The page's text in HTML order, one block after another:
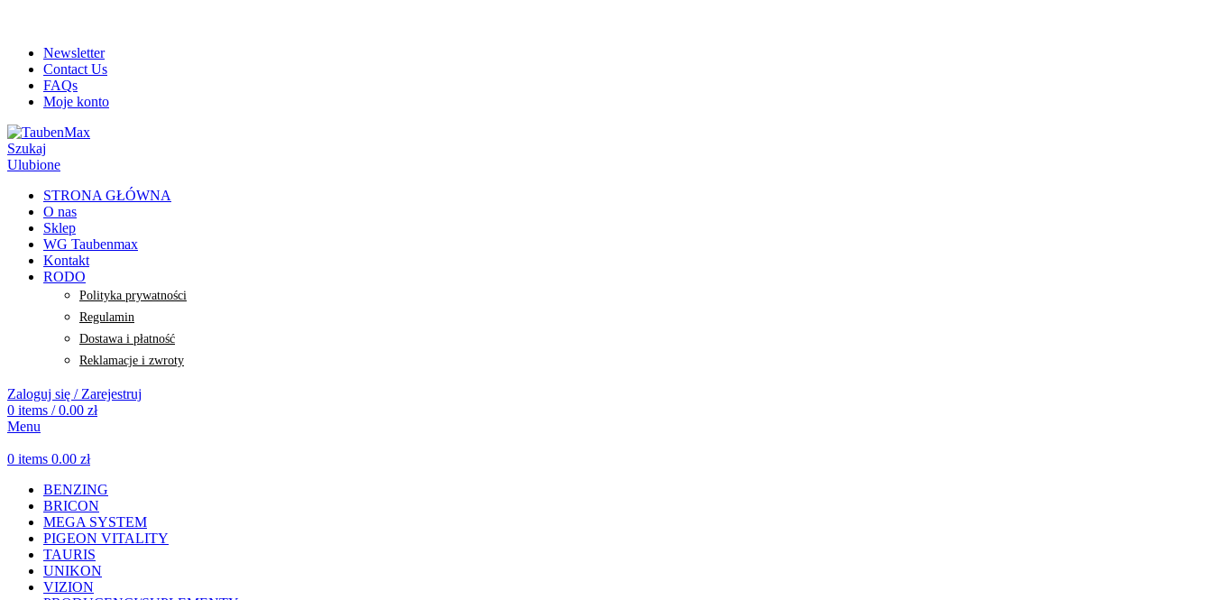
Newsletter
Contact Us
FAQs
Moje konto
Szukaj
Ulubione
STRONA GŁÓWNA
O nas
Sklep
WG Taubenmax
Kontakt
RODO
Polityka prywatności
Regulamin
Dostawa i płatność
Reklamacje i zwroty
Zaloguj się / Zarejestruj
0 items / 0.00 zł
Menu
0 items 0.00 zł
BENZING
BRICON
MEGA SYSTEM
PIGEON VITALITY
TAURIS
UNIKON
VIZION